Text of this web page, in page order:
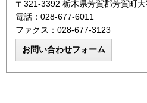
〒321-3392 栃木県芳賀郡芳賀町
電話：028-677-6011
ファクス：028-677-3123